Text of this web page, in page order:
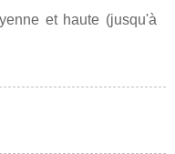
et haute (jusqu'à